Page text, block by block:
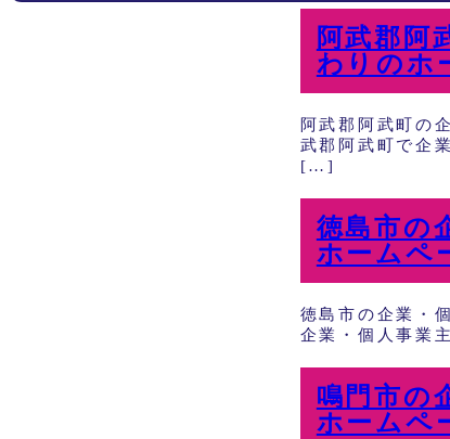
阿武郡阿
わりのホ
阿武郡阿武町の
武郡阿武町で企
[…]
徳島市の
ホームペ
徳島市の企業・
企業・個人事業
鳴門市の
ホームペ